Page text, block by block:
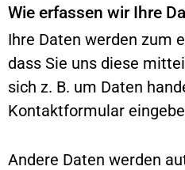
Wie erfassen wir Ihre
Ihre Daten werden zum
dass Sie uns diese
sich z. B. um Daten
Kontaktformular
Andere Daten werden